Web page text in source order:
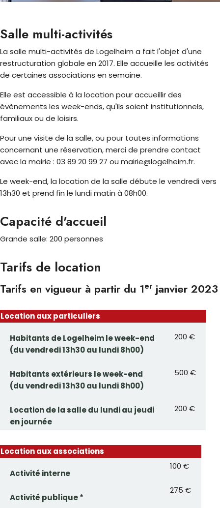
Salle multi-activités
La salle multi-activités de Logelheim a fait l'objet d'une
restructuration globale en 2017. Elle accueille les activités
de certaines associations en semaine.
Elle est accessible à la location pour accueillir des
évènements les week-ends, qu'ils soient institutionnels,
familiaux ou de loisirs.
Pour une visite de la salle, ou pour toutes informations
concernant une réservation, merci de prendre contact
avec la mairie : 03 89 20 99 27 ou mairie@logelheim.fr.
Le week-end, la location de la salle débute le vendredi vers
13h30 et prend fin le lundi matin à 08h00.
Capacité d'accueil
Grande salle: 200 personnes
Tarifs de location
Tarifs en vigueur à partir du 1erjanvier 2023
Location aux particuliers
Habitants de Logelheim le week-end
(du vendredi 13h30 au lundi 8h00)
200 €
Habitants extérieurs le week-end
(du vendredi 13h30 au lundi 8h00)
500 €
Location de la salle du lundi au jeudi
en journée
200 €
Location aux associations
Activité interne
100 €
Activité publique *
275 €